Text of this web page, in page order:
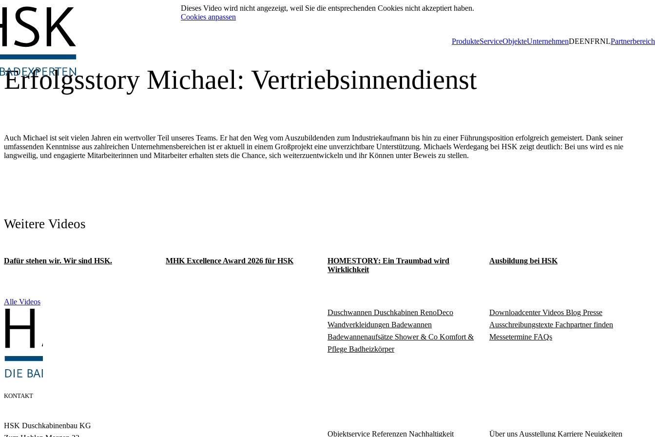
ProdukteServiceObjekteUnternehmenDEENFRNLPartnerbereich
Dieses Video wird nicht angezeigt, weil Sie die entsprechenden Cookies nicht akzeptiert haben.
Cookies anpassen
Erfolgsstory Michael: Vertriebsinnendienst
Auch Michael ist seit vielen Jahren ein wertvoller Teil unseres Teams. Er hat den Weg vom Auszubildenden zum Industriekaufmann bis hin zu einer Führungsposition erfolgreich gemeistert. Dank seiner
umfassenden Kenntnisse aus zahlreichen Unternehmensbereichen ist er aktuell in einem Großprojekt eine unverzichtbare Unterstützung. Michaels Werdegang bei HSK zeigt deutlich: Bei uns wird es nie
langweilig, und engagierte Mitarbeiterinnen und Mitarbeiter erhalten stets die Chance, sich weiterzuentwickeln und ihr Können unter Beweis zu stellen.
Weitere Videos
Dafür stehen wir. Wir sind HSK. MHK Excellence Award 2026 für HSK
HOMESTORY: Ein Traumbad wird
Wirklichkeit
Ausbildung bei HSK
Alle Videos
KONTAKT
HSK Duschkabinenbau KG
Duschwannen Duschkabinen RenoDeco
Wandverkleidungen Badewannen
Badewannenaufsätze Shower & Co Komfort &
Pflege Badheizkörper
Download­centerVideos Blog Presse
Ausschreibungstexte Fachpartner finden
Messetermine FAQs
Objektservice Referenzen Nachhaltigkeit Über uns Ausstellung Karriere Neuigkeiten